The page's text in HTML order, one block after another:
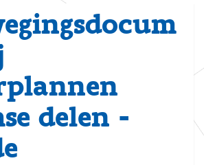
delen -